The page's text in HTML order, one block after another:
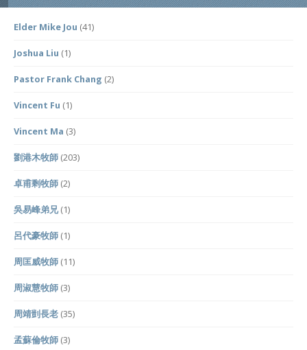
Elder Mike Jou (41)
Joshua Liu (1)
Pastor Frank Chang (2)
Vincent Fu (1)
Vincent Ma (3)
劉港木牧師 (203)
卓甫剩牧師 (2)
吳易峰弟兄(1)
呂代豪牧師 (1)
周匡威牧師 (11)
周淑慧牧師 (3)
周靖剴長老 (35)
孟蘇倫牧師 (3)